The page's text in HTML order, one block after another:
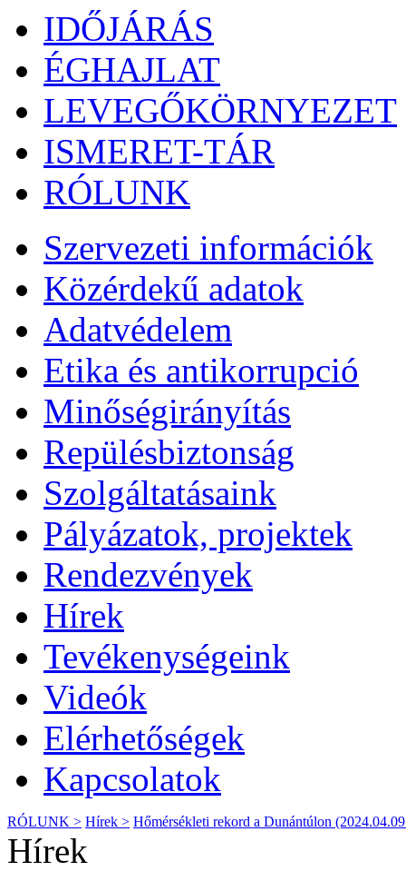
IDŐJÁRÁS
ÉGHAJLAT
LEVEGŐKÖRNYEZET
ISMERET-TÁR
RÓLUNK
Szervezeti információk
Közérdekű adatok
Adatvédelem
Etika és antikorrupció
Minőségirányítás
Repülésbiztonság
Szolgáltatásaink
Pályázatok, projektek
Rendezvények
Hírek
Tevékenységeink
Videók
Elérhetőségek
Kapcsolatok
RÓLUNK > Hírek > Hőmérsékleti rekord a Dunántúlon
Hírek